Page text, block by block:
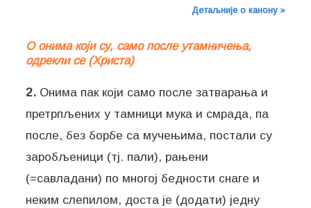
Детаљније о канону »
О онима који су, само после утамничења,
одрекли се (Христа)
2. Онима пак који само после затварања и
претрпљених у тамници мука и смрада, па
после, без борбе са мучењима, постали су
заробљеници (тј. пали), рањени
(=савладани) по многој бедности снаге и
неким слепилом, доста је (додати) једну